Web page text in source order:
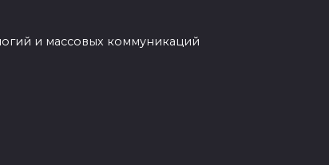
и массовых коммуникаций